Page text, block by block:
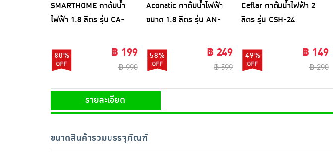
SMARTHOME กาต้มน้ำ
ไฟฟ้า 1.8 ลิตร รุ่น CA-
80% ฿ 199
฿ 990
Aconatic กาต้มน้ำไฟฟ้า
ขนาด 1.8 ลิตร รุ่น AN-
58% ฿ 249
฿ 599
Ceflar กาต้มน้ำไฟฟ้า 2
ลิตร รุ่น CSH-24
49% ฿ 149
฿ 290
รายละเอียด
ขนาดสินค้ารวมบรรจุภัณฑ์